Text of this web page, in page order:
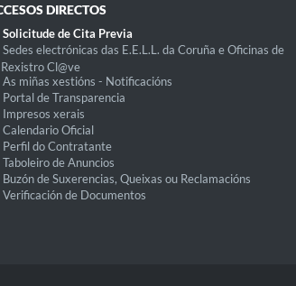
DIRECTOS
Solicitude de Cita Previa
Sedes electrónicas das E.E.L.L. da Coruña e Oficinas de
Rexistro Cl@ve
As miñas xestións - Notificacións
Portal de Transparencia
Impresos xerais
Calendario Oficial
Perfil do Contratante
Taboleiro de Anuncios
Buzón de Suxerencias, Queixas ou Reclamacións
Verificación de Documentos